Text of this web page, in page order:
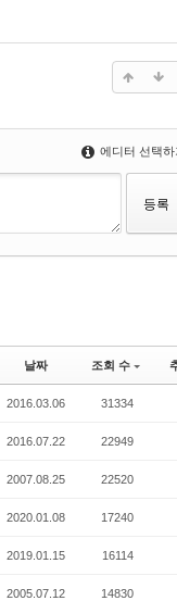
에디터 선택하
날짜 조회 수
2016.03.06 31334
2016.07.22 22949
2007.08.25 22520
2020.01.08 17240
2019.01.15 16114
2005.07.12 14830